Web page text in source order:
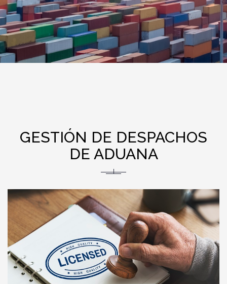
GESTIÓN DE DESPACHOS
DE ADUANA